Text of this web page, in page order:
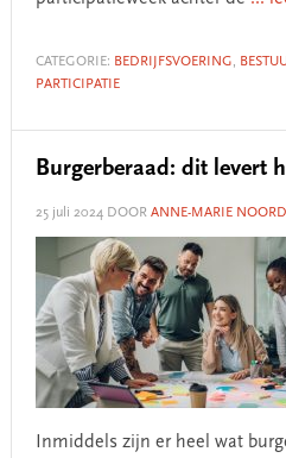
CATEGORIE: BEDRIJFSVOERING,
PARTICIPATIE
Burgerberaad: dit levert
25 juli 2024DOOR ANNE-MARIE
Inmiddels zijn er heel wat